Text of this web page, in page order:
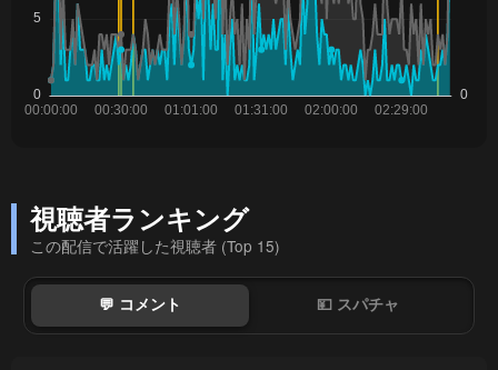
視聴者ランキング
この配信で活躍した視聴者 (Top 15)
💬 コメント 💴 スパチャ